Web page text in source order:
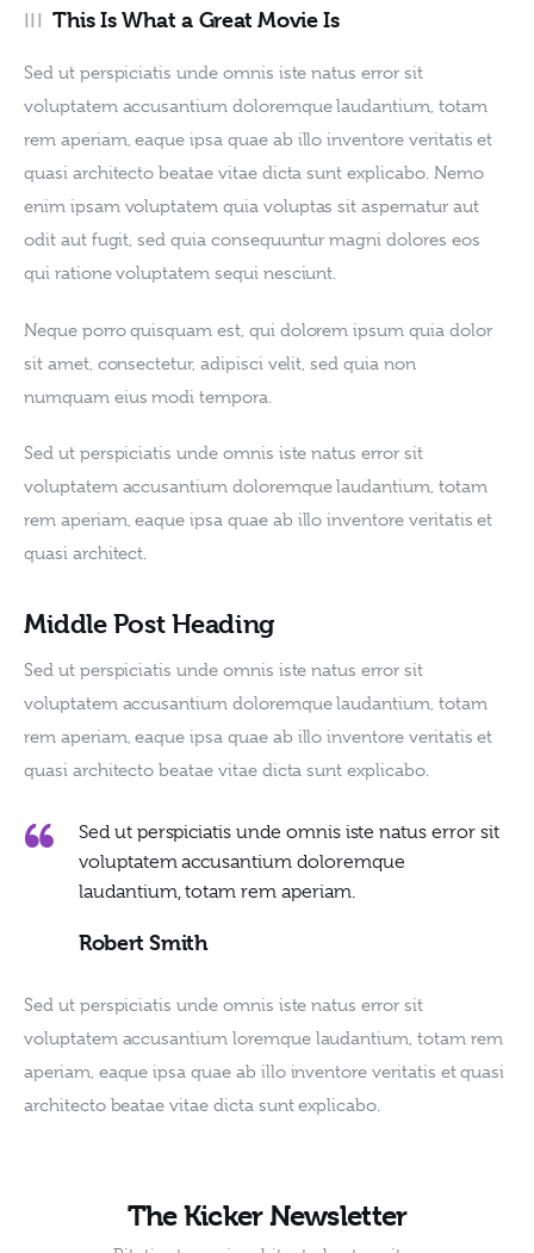
This Is What a Great Movie Is
Sed ut perspiciatis unde omnis iste natus error sit
voluptatem accusantium doloremque laudantium, totam
rem aperiam, eaque ipsa quae ab illo inventore veritatis et
quasi architecto beatae vitae dicta sunt explicabo. Nemo
enim ipsam voluptatem quia voluptas sit aspernatur aut
odit aut fugit, sed quia consequuntur magni dolores eos
qui ratione voluptatem sequi nesciunt.
Neque porro quisquam est, qui dolorem ipsum quia dolor
sit amet, consectetur, adipisci velit, sed quia non
numquam eius modi tempora.
Sed ut perspiciatis unde omnis iste natus error sit
voluptatem accusantium doloremque laudantium, totam
rem aperiam, eaque ipsa quae ab illo inventore veritatis et
quasi architect.
Middle Post Heading
Sed ut perspiciatis unde omnis iste natus error sit
voluptatem accusantium doloremque laudantium, totam
rem aperiam, eaque ipsa quae ab illo inventore veritatis et
quasi architecto beatae vitae dicta sunt explicabo.
Sed ut perspiciatis unde omnis iste natus error sit
voluptatem accusantium doloremque
laudantium, totam rem aperiam.
Robert Smith
Sed ut perspiciatis unde omnis iste natus error sit
voluptatem accusantium loremque laudantium, totam rem
aperiam, eaque ipsa quae ab illo inventore veritatis et quasi
architecto beatae vitae dicta sunt explicabo.
The Kicker Newsletter